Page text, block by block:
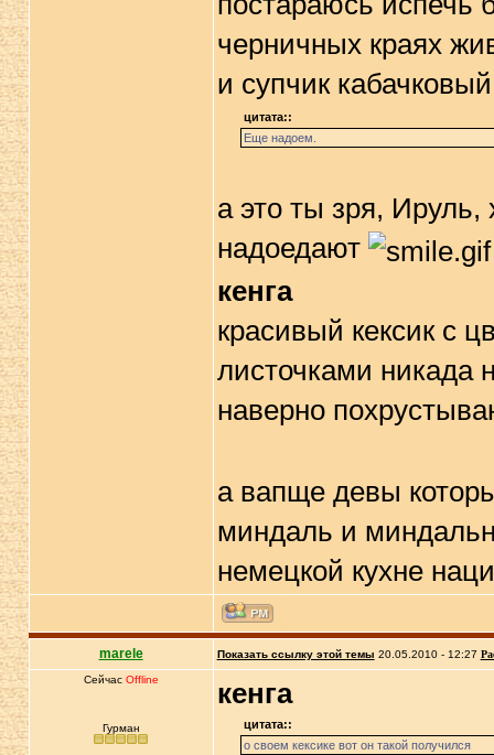
черничных краях
и супчик
цитата::
Еще надоем.
а это ты зря, Ируль,
надоедают
кенга
красивый кексик с
листочками никада
наверно
а вапще девы
миндаль и
немецкой кухне
marele Показать ссылку этой темы 20.05.2010 - 12:27
Сейчас Offline
Гурман
кенга
цитата::
о своем кексике вот он такой получился